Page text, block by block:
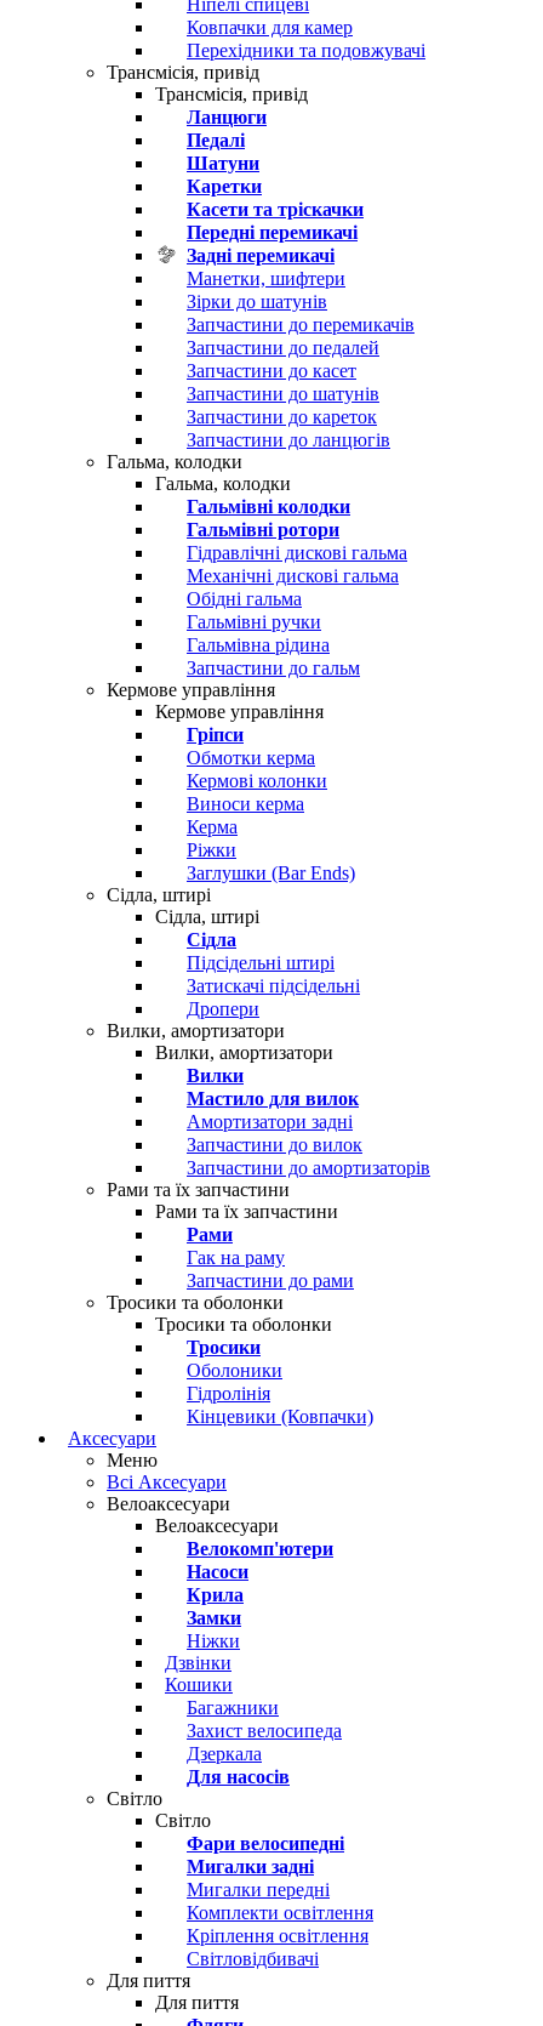
Ніпелі спицеві
Ковпачки для камер
Перехідники та подовжувачі
Трансмісія, привід
Трансмісія, привід
Ланцюги
Педалі
Шатуни
Каретки
Касети та тріскачки
Передні перемикачі
Задні перемикачі
Манетки, шифтери
Зірки до шатунів
Запчастини до перемикачів
Запчастини до педалей
Запчастини до касет
Запчастини до шатунів
Запчастини до кареток
Запчастини до ланцюгів
Гальма, колодки
Гальма, колодки
Гальмівні колодки
Гальмівні ротори
Гідравлічні дискові гальма
Механічні дискові гальма
Обідні гальма
Гальмівні ручки
Гальмівна рідина
Запчастини до гальм
Кермове управління
Кермове управління
Гріпси
Обмотки керма
Кермові колонки
Виноси керма
Керма
Ріжки
Заглушки (Bar Ends)
Сідла, штирі
Сідла, штирі
Сідла
Підсідельні штирі
Затискачі підсідельні
Дропери
Вилки, амортизатори
Вилки, амортизатори
Вилки
Мастило для вилок
Амортизатори задні
Запчастини до вилок
Запчастини до амортизаторів
Рами та їх запчастини
Рами та їх запчастини
Рами
Гак на раму
Запчастини до рами
Тросики та оболонки
Тросики та оболонки
Тросики
Оболоники
Гідролінія
Кінцевики (Ковпачки)
Аксесуари
Меню
Всі Аксесуари
Велоаксесуари
Велоаксесуари
Велокомп'ютери
Насоси
Крила
Замки
Ніжки
Дзвінки
Кошики
Багажники
Захист велосипеда
Дзеркала
Для насосів
Світло
Світло
Фари велосипедні
Мигалки задні
Мигалки передні
Комплекти освітлення
Кріплення освітлення
Світловідбивачі
Для пиття
Для пиття